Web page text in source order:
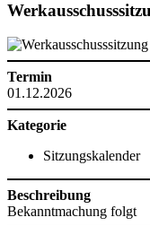
Termin
01.12.2026
Kategorie
Sitzungskalender
Beschreibung
Bekanntmachung folgt